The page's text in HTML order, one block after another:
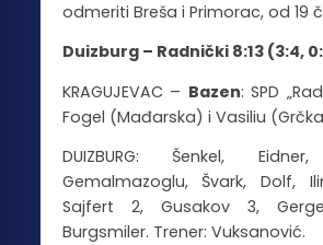
odmeriti Breša i Primorac, od 19
Duizburg – Radnički 8:13 (3:4,
KRAGUJEVAC – Bazen: SPD
Fogel (Mađarska) i Vasiliu
DUIZBURG: Šenkel,
Gemalmazoglu, Švark, Dolf,
Sajfert 2, Gusakov 3,
Burgsmiler. Trener: Vuksanović.